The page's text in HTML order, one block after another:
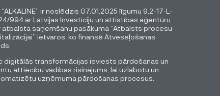
“ALKALINE” ir noslēdzis 07.01.2025 līgumu 9.2-17-L-
994 ar Latvijas Investīciju un attīstības aģentūru
atbalsta saņemšanu pasākuma “Atbalsts procesu
ietvaros, ko finansē Atveseļošanas
digitālās transformācijas ieviests pārdošanas un
attiecību vadības risinājums, lai uzlabotu un
uzņēmuma pārdošanas procesus.